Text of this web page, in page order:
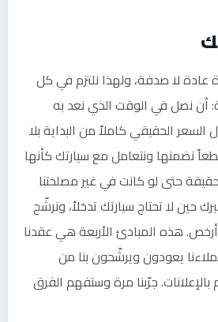
عادة لا صدفة، ولهذا نلتزم في كل
أن نصل في الوقت الذي نعد به
السعر الحقيقي كاملاً من البداية بلا
نضمنها ونتعامل مع سيارتك كأنها
حتى لو كانت في غير مصلحتنا
حين لا تحتاج سيارتك تدخلاً، ونرشّح
هذه المبادئ الأربعة هي عقدنا
يعودون ويرشّحون بنا من
جرّبنا مرة وستفهم الفرق